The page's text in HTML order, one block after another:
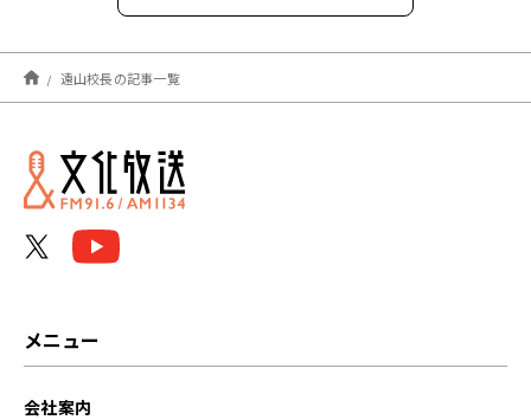
2021年07月
2021年03月
遠山校長の記事一覧
メニュー
会社案内